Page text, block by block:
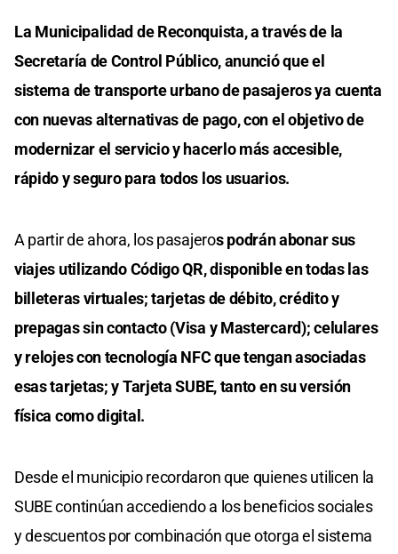
La Municipalidad de Reconquista, a través de la
Secretaría de Control Público, anunció que el
sistema de transporte urbano de pasajeros ya cuenta
con nuevas alternativas de pago, con el objetivo de
modernizar el servicio y hacerlo más accesible,
rápido y seguro para todos los usuarios.
A partir de ahora, los pasajeros podrán abonar sus
viajes utilizando Código QR, disponible en todas las
billeteras virtuales; tarjetas de débito, crédito y
prepagas sin contacto (Visa y Mastercard); celulares
y relojes con tecnología NFC que tengan asociadas
esas tarjetas; y Tarjeta SUBE, tanto en su versión
física como digital.
Desde el municipio recordaron que quienes utilicen la
SUBE continúan accediendo a los beneficios sociales
y descuentos por combinación que otorga el sistema